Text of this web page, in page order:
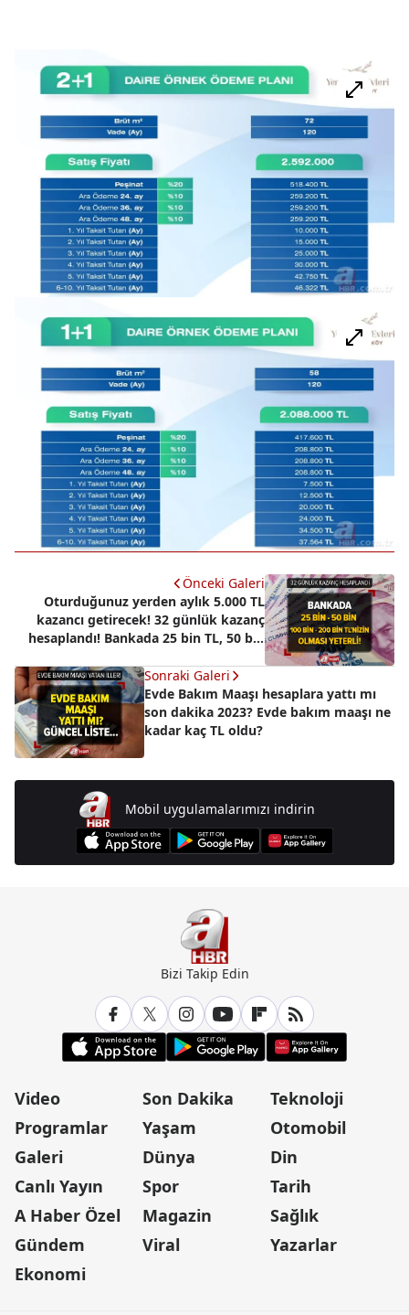
Önceki Galeri
Oturduğunuz yerden aylık 5.000 TL
kazancı getirecek! 32 günlük kazanç
hesaplandı! Bankada 25 bin TL, 50 bin
Sonraki Galeri
Evde Bakım Maaşı hesaplara yattı mı
son dakika 2023? Evde bakım maaşı ne
kadar kaç TL oldu?
Mobil uygulamalarımızı indirin
Bizi Takip Edin
Video
Programlar
Galeri
Canlı Yayın
A Haber Özel
Gündem
Ekonomi
Son Dakika
Yaşam
Dünya
Spor
Magazin
Viral
Teknoloji
Otomobil
Din
Tarih
Sağlık
Yazarlar